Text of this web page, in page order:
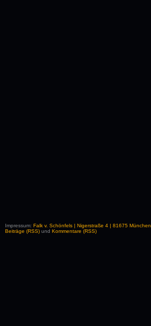
Impressum: Falk v. Schönfels | Nigerstraße 4 | 81675 München
Beiträge (RSS) und Kommentare (RSS)